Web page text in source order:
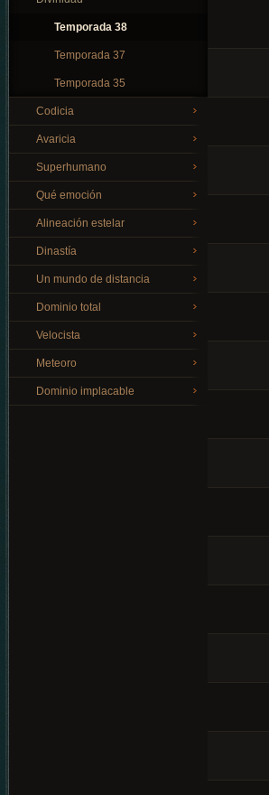
Temporada 38
Temporada 37
Temporada 35
Codicia
Avaricia
Superhumano
Qué emoción
Alineación estelar
Dinastía
Un mundo de distancia
Dominio total
Velocista
Meteoro
Dominio implacable